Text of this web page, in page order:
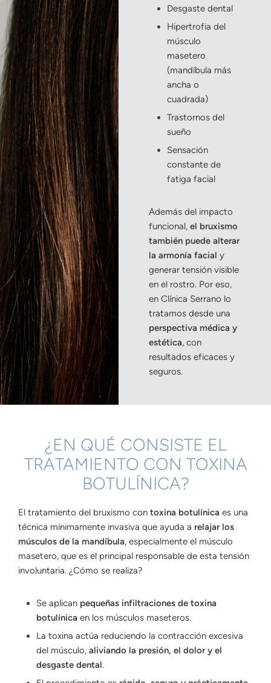
Desgaste dental
Hipertrofia del
músculo
masetero
(mandíbula más
ancha o
cuadrada)
Trastornos del
sueño
Sensación
constante de
fatiga facial
Además del impacto
funcional, el bruxismo
también puede alterar
la armonía facial y
generar tensión visible
en el rostro. Por eso,
en Clínica Serrano lo
tratamos desde una
perspectiva médica y
estética, con
resultados eficaces y
seguros.
¿EN QUÉ CONSISTE EL
TRATAMIENTO CON TOXINA
BOTULÍNICA?
El tratamiento del bruxismo con toxina botulínica es una
técnica mínimamente invasiva que ayuda a relajar los
músculos de la mandíbula, especialmente el músculo
masetero, que es el principal responsable de esta tensión
involuntaria. ¿Cómo se realiza?
Se aplican pequeñas infiltraciones de toxina
botulínica en los músculos maseteros.
La toxina actúa reduciendo la contracción excesiva
del músculo, aliviando la presión, el dolor y el
desgaste dental.